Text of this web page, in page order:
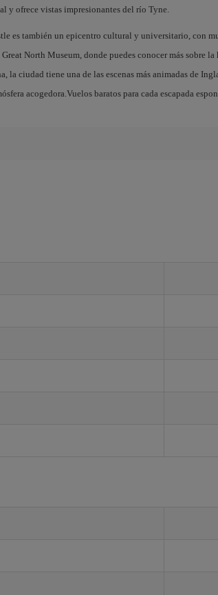
y ofrece vistas impresionantes del río Tyne.
es también un epicentro cultural y universitario, con
North Museum, donde puedes conocer más sobre
la ciudad tiene una de las escenas más animadas de
acogedora.Vuelos baratos para cada escapada